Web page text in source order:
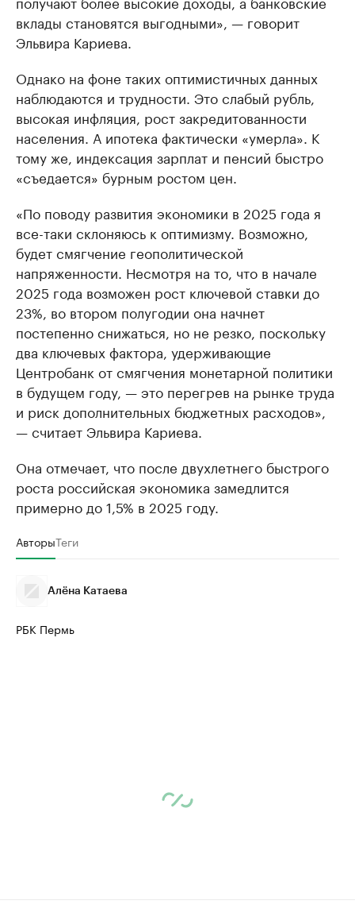
вклады становятся выгодными», — говорит
Эльвира Кариева.
Однако на фоне таких оптимистичных данных
наблюдаются и трудности. Это слабый рубль,
высокая инфляция, рост закредитованности
населения. А ипотека фактически «умерла». К
тому же, индексация зарплат и пенсий быстро
«съедается» бурным ростом цен.
«По поводу развития экономики в 2025 года я
все-таки склоняюсь к оптимизму. Возможно,
будет смягчение геополитической
напряженности. Несмотря на то, что в начале
2025 года возможен рост ключевой ставки до
23%, во втором полугодии она начнет
постепенно снижаться, но не резко, поскольку
два ключевых фактора, удерживающие
Центробанк от смягчения монетарной политики
в будущем году, — это перегрев на рынке труда
и риск дополнительных бюджетных расходов»,
— считает Эльвира Кариева.
Она отмечает, что после двухлетнего быстрого
роста российская экономика замедлится
примерно до 1,5% в 2025 году.
АвторыТеги
Алёна Катаева
РБК Пермь